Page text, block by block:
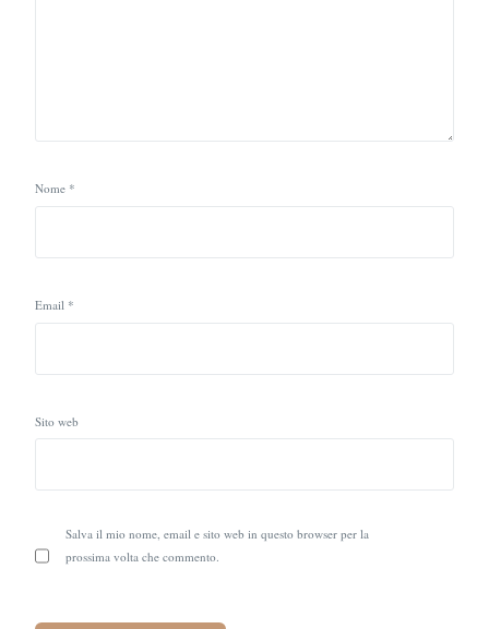
Nome *
Email *
Sito web
Salva il mio nome, email e sito web in questo browser per la
prossima volta che commento.